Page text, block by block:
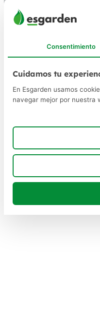
Consentimiento
Cuidamos tu
En Esgarden usamos
navegar mejor por nuestra